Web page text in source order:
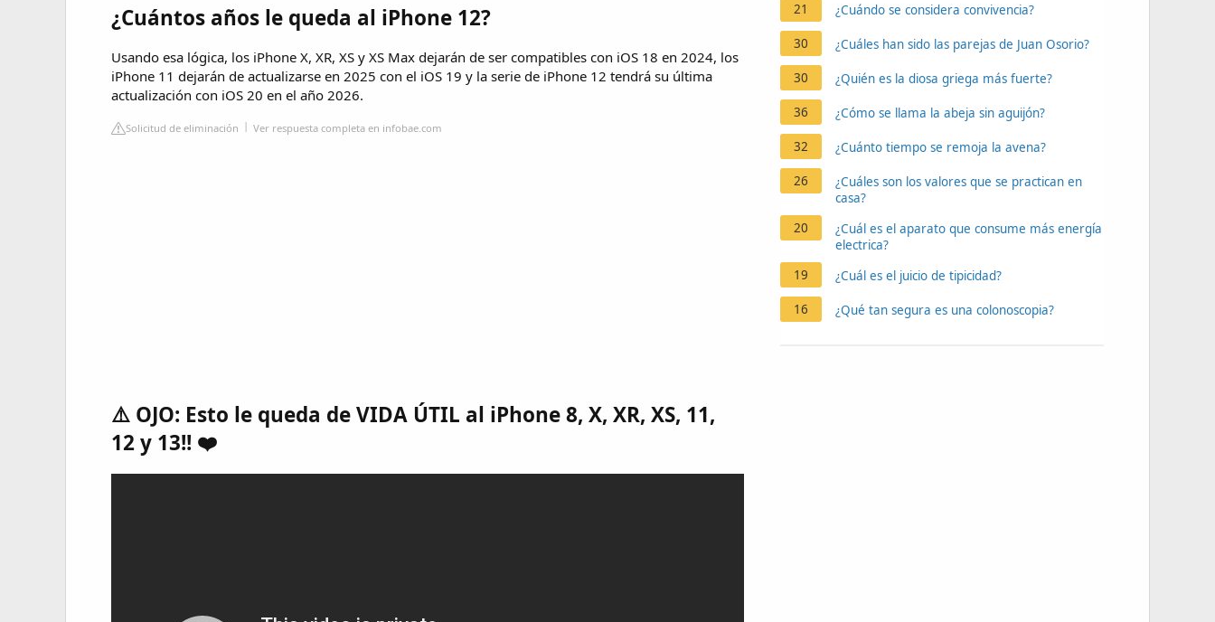
¿Cuántos años le queda al iPhone 12?
Usando esa lógica, los iPhone X, XR, XS y XS Max dejarán de ser compatibles con iOS 18 en 2024, los
iPhone 11 dejarán de actualizarse en 2025 con el iOS 19 y la serie de iPhone 12 tendrá su última
actualización con iOS 20 en el año 2026.
Solicitud de eliminación Ver respuesta completa en infobae.com
⚠️ OJO: Esto le queda de VIDA ÚTIL al iPhone 8, X, XR, XS, 11,
12 y 13!! ❤️
21 ¿Cuándo se considera convivencia?
30 ¿Cuáles han sido las parejas de Juan Osorio?
30 ¿Quién es la diosa griega más fuerte?
36 ¿Cómo se llama la abeja sin aguijón?
32 ¿Cuánto tiempo se remoja la avena?
26
¿Cuáles son los valores que se practican en
casa?
20
¿Cuál es el aparato que consume más energía
electrica?
19
¿Cuál es el juicio de tipicidad?
16 ¿Qué tan segura es una colonoscopia?